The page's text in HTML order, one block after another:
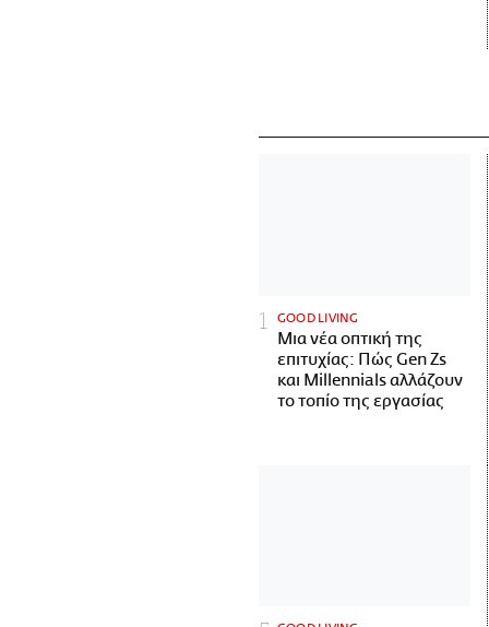
GOOD LIVING
Μια νέα οπτική της
επιτυχίας: Πώς Gen Zs
και Millennials αλλάζουν
το τοπίο της εργασίας